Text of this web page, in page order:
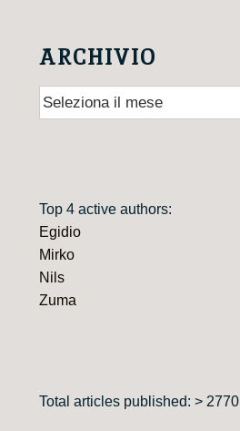
ARCHIVIO
Archivio
Top 4 active authors:
Egidio
Mirko
Nils
Zuma
Total articles published: > 2770